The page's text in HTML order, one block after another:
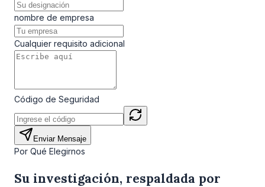
nombre de empresa
Cualquier requisito adicional
Código de Seguridad
Enviar Mensaje
Por Qué Elegirnos
Su investigación, respaldada por